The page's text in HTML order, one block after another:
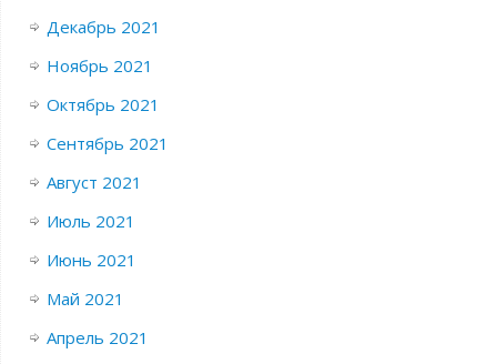
Декабрь 2021
Ноябрь 2021
Октябрь 2021
Сентябрь 2021
Август 2021
Июль 2021
Июнь 2021
Май 2021
Апрель 2021